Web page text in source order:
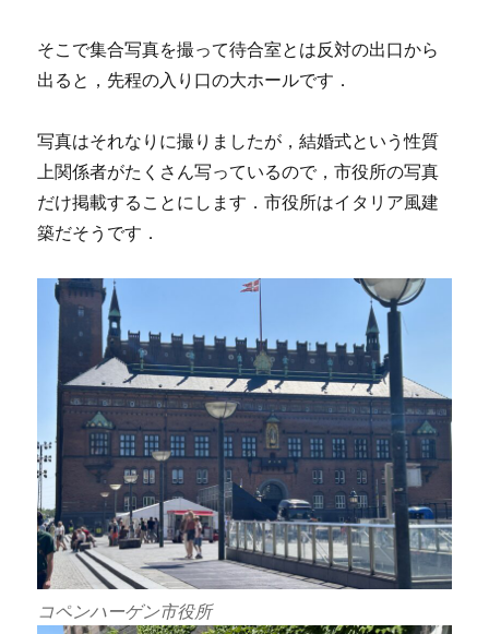
そこで集合写真を撮って待合室とは反対の出口から
出ると，先程の入り口の大ホールです．
写真はそれなりに撮りましたが，結婚式という性質
上関係者がたくさん写っているので，市役所の写真
だけ掲載することにします．市役所はイタリア風建
築だそうです．
コペンハーゲン市役所